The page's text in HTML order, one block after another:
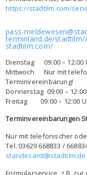
https://stadtilm.com/
pass-
terminland.de/stadtilm//
stadtilm.com/
Dienstag 09:00 – 12:00
Mittwoch Nur mit
Terminvereinbarung!
Donnerstag 09:00 –
Freitag 09:00 – 12:00
Terminvereinbarungen
Nur mit telefonischer
Tel. 03629 668833 /
standesamt@stadtilm.de
Formularservice, z.B.